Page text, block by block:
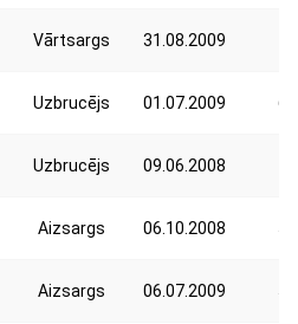
Vārtsargs 31.08.2009
Uzbrucējs 01.07.2009
Uzbrucējs 09.06.2008
Aizsargs 06.10.2008
Aizsargs 06.07.2009